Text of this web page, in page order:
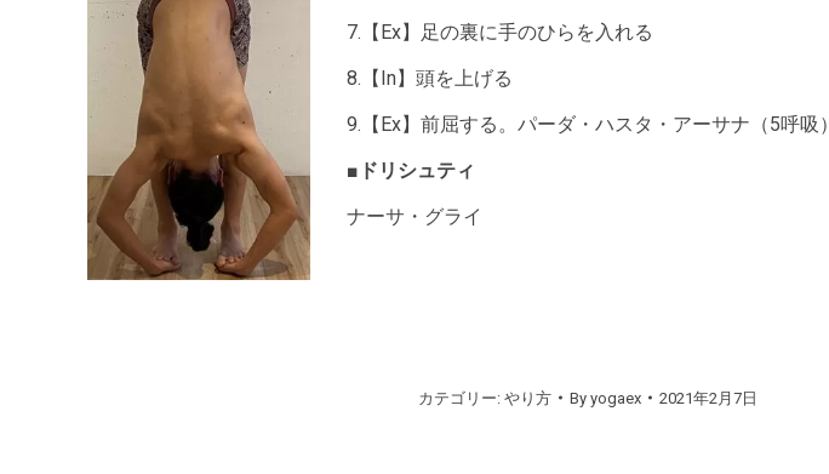
7.【Ex】足の裏に手のひらを入れる
8.【In】頭を上げる
9.【Ex】前屈する。パーダ・ハスタ・アーサナ（5呼吸）
■ドリシュティ
ナーサ・グライ
カテゴリー: やり方 By yogaex 2021年2月7日